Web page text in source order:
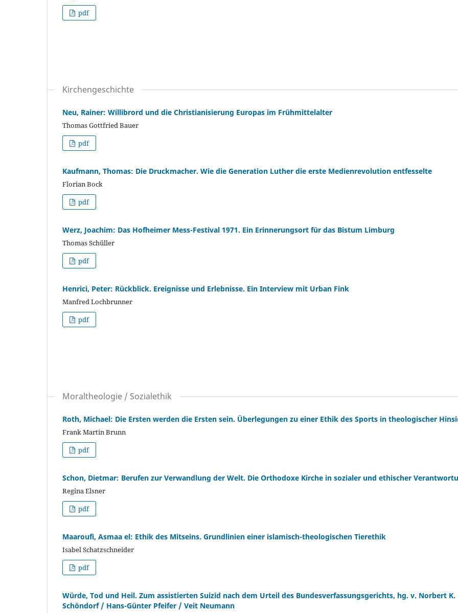
pdf
Kirchengeschichte
Neu, Rainer: Willibrord und die Christianisierung Europas im Frühmittelalter
Thomas Gottfried Bauer
pdf
Kaufmann, Thomas: Die Druckmacher. Wie die Generation Luther die erste Medienrevolution entfesselte
Florian Bock
pdf
Werz, Joachim: Das Hofheimer Mess-Festival 1971. Ein Erinnerungsort für das Bistum Limburg
Thomas Schüller
pdf
Henrici, Peter: Rückblick. Ereignisse und Erlebnisse. Ein Interview mit Urban Fink
Manfred Lochbrunner
pdf
Moraltheologie / Sozialethik
Roth, Michael: Die Ersten werden die Ersten sein. Überlegungen zu einer Ethik des Sports in theologischer
Frank Martin Brunn
pdf
Schon, Dietmar: Berufen zur Verwandlung der Welt. Die Orthodoxe Kirche in sozialer und ethischer
Regina Elsner
pdf
Maaroufi, Asmaa el: Ethik des Mitseins. Grundlinien einer islamisch-theologischen Tierethik
Isabel Schatzschneider
pdf
Würde, Tod und Heil. Zum assistierten Suizid nach dem Urteil des Bundesverfassungsgerichts, hg. v. Norbert K.
Schöndorf / Hans-Günter Pfeifer / Veit Neumann